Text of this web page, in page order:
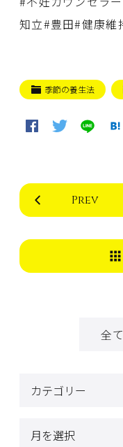
知立#豊田#健康維
季節の養生法
Prev
全